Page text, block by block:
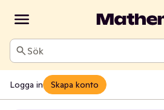
Sök
Logga in Skapa konto